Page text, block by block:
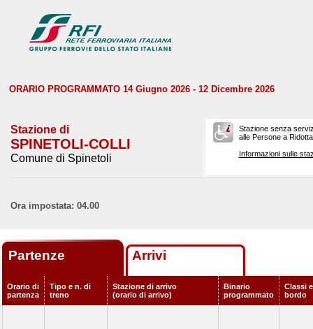
ORARIO PROGRAMMATO 14 Giugno 2026 - 12 Dicembre 2026
Stazione di
SPINETOLI-COLLI
Comune di Spinetoli
Stazione senza
alle Persone a
Informazioni sulle
Ora impostata: 04.00
Partenze Arrivi
Orario di
partenza
Tipo e n. di
treno
Stazione di arrivo
(orario di arrivo)
Binario
programmato
Classi
bordo